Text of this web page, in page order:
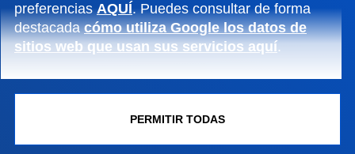
preferenciasAQUÍ. Puedes consultar de forma
destacadacómo utiliza Google los datos de
sitios web que usan sus servicios aquí.
PERMITIR TODAS
Conoce la sede
+34 915 77 61 89